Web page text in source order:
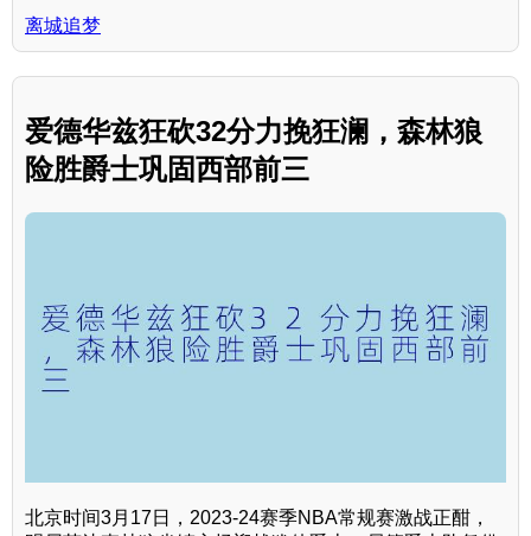
离城追梦
爱德华兹狂砍32分力挽狂澜，森林狼
险胜爵士巩固西部前三
北京时间3月17日，2023-24赛季NBA常规赛激战正酣，